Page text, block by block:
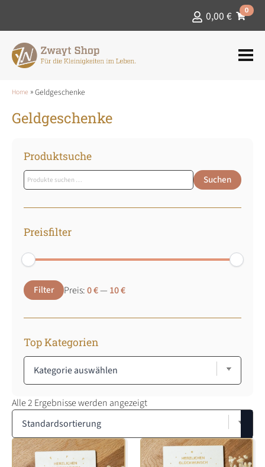
0,00 € 0
Home »Geldgeschenke
Geldgeschenke
Produktsuche
Suchen
nach: Suchen
Preisfilter
Min.
Preis
Max.
PreisFilter Preis:0 €— 10 €
Top Kategorien
Alle 2 Ergebnisse werden angezeigt